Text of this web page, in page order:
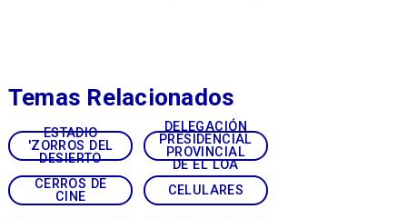
ESTADIO
'ZORROS DEL
DESIERTO
DELEGACIÓN
PRESIDENCIAL
PROVINCIAL
DE EL LOA
CERROS DE
CINE
CELULARES
Temas Relacionados